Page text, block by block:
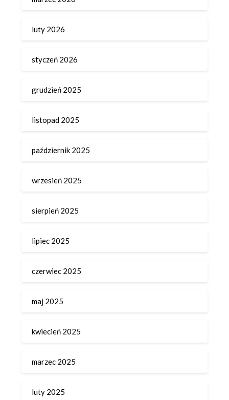
luty 2026
styczeń 2026
grudzień 2025
listopad 2025
październik 2025
wrzesień 2025
sierpień 2025
lipiec 2025
czerwiec 2025
maj 2025
kwiecień 2025
marzec 2025
luty 2025